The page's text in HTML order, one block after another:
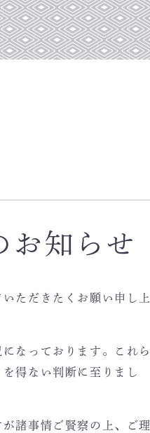
お知らせ
ただきたくお願い申し上
なっております。これら
得ない判断に至りまし
諸事情ご賢察の上、ご理